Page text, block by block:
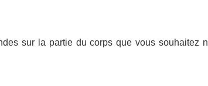
sur la partie du corps que vous souhaitez